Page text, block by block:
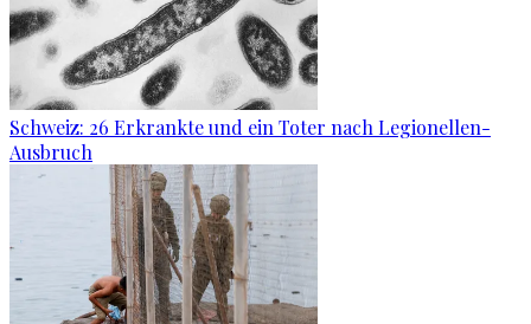
Schweiz: 26 Erkrankte und ein Toter nach Legionellen-
Ausbruch